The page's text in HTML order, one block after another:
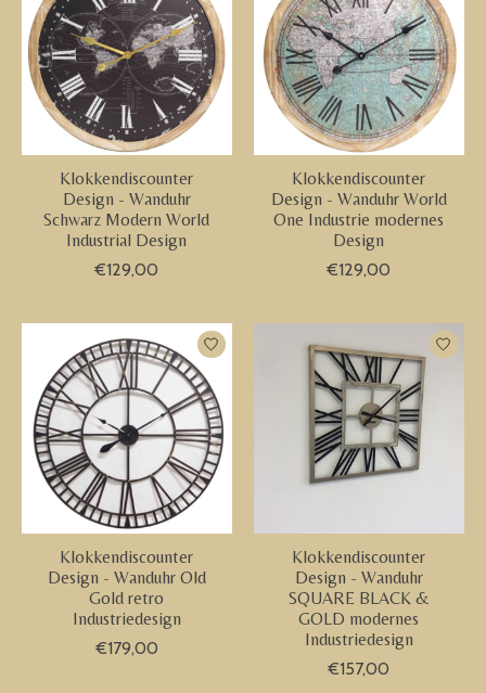
Klokkendiscounter
Design - Wanduhr
Schwarz Modern World
Industrial Design
€129,00
Klokkendiscounter
Design - Wanduhr World
One Industrie modernes
Design
€129,00
Klokkendiscounter
Design - Wanduhr Old
Gold retro
Industriedesign
€179,00
Klokkendiscounter
Design - Wanduhr
SQUARE BLACK &
GOLD modernes
Industriedesign
€157,00